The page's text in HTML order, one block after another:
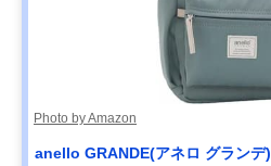
Photo by Amazon
anello GRANDE(アネロ グランデ)